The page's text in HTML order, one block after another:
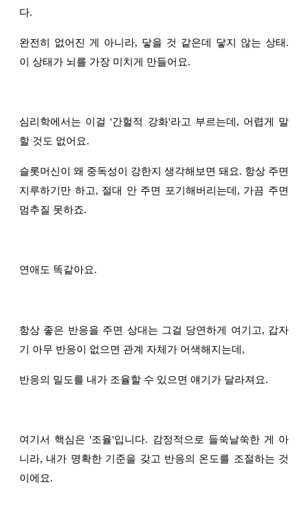
다.
완전히 없어진 게 아니라, 닿을 것 같은데 닿지 않는 상태.
이 상태가 뇌를 가장 미치게 만들어요.
심리학에서는 이걸 '간헐적 강화'라고 부르는데, 어렵게 말
할 것도 없어요.
슬롯머신이 왜 중독성이 강한지 생각해보면 돼요. 항상 주면
지루하기만 하고, 절대 안 주면 포기해버리는데, 가끔 주면
멈추질 못하죠.
연애도 똑같아요.
항상 좋은 반응을 주면 상대는 그걸 당연하게 여기고, 갑자
기 아무 반응이 없으면 관계 자체가 어색해지는데,
반응의 밀도를 내가 조율할 수 있으면 얘기가 달라져요.
여기서 핵심은 '조율'입니다. 감정적으로 들쑥날쑥한 게 아
니라, 내가 명확한 기준을 갖고 반응의 온도를 조절하는 것
이에요.